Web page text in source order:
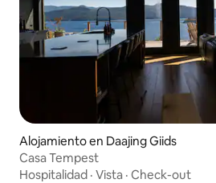
Alojamiento en Daajing Giids
Casa Tempest
Hospitalidad · Vista · Check-out